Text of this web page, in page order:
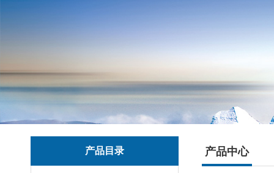
产品目录 产品中心